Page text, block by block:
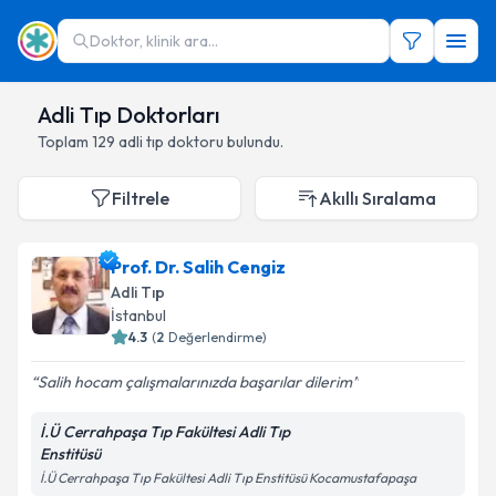
Doktor, klinik ara...
Adli Tıp Doktorları
Toplam 129 adli tıp doktoru bulundu.
Filtrele Akıllı Sıralama
Prof. Dr. Salih Cengiz
Adli Tıp
İstanbul
4.3 (2 Değerlendirme)
Salih hocam çalışmalarınızda başarılar dilerim
İ.Ü Cerrahpaşa Tıp Fakültesi Adli Tıp
Enstitüsü
İ.Ü Cerrahpaşa Tıp Fakültesi Adli Tıp Enstitüsü Kocamustafapaşa